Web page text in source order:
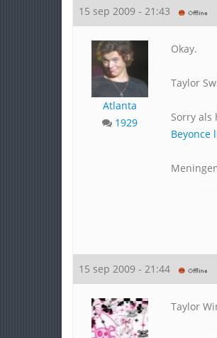
15 sep 2009 - 21:43
Atlanta
1929
Okay.
Taylor
Sorry als
Beyonce
15 sep 2009 - 21:44
Taylor